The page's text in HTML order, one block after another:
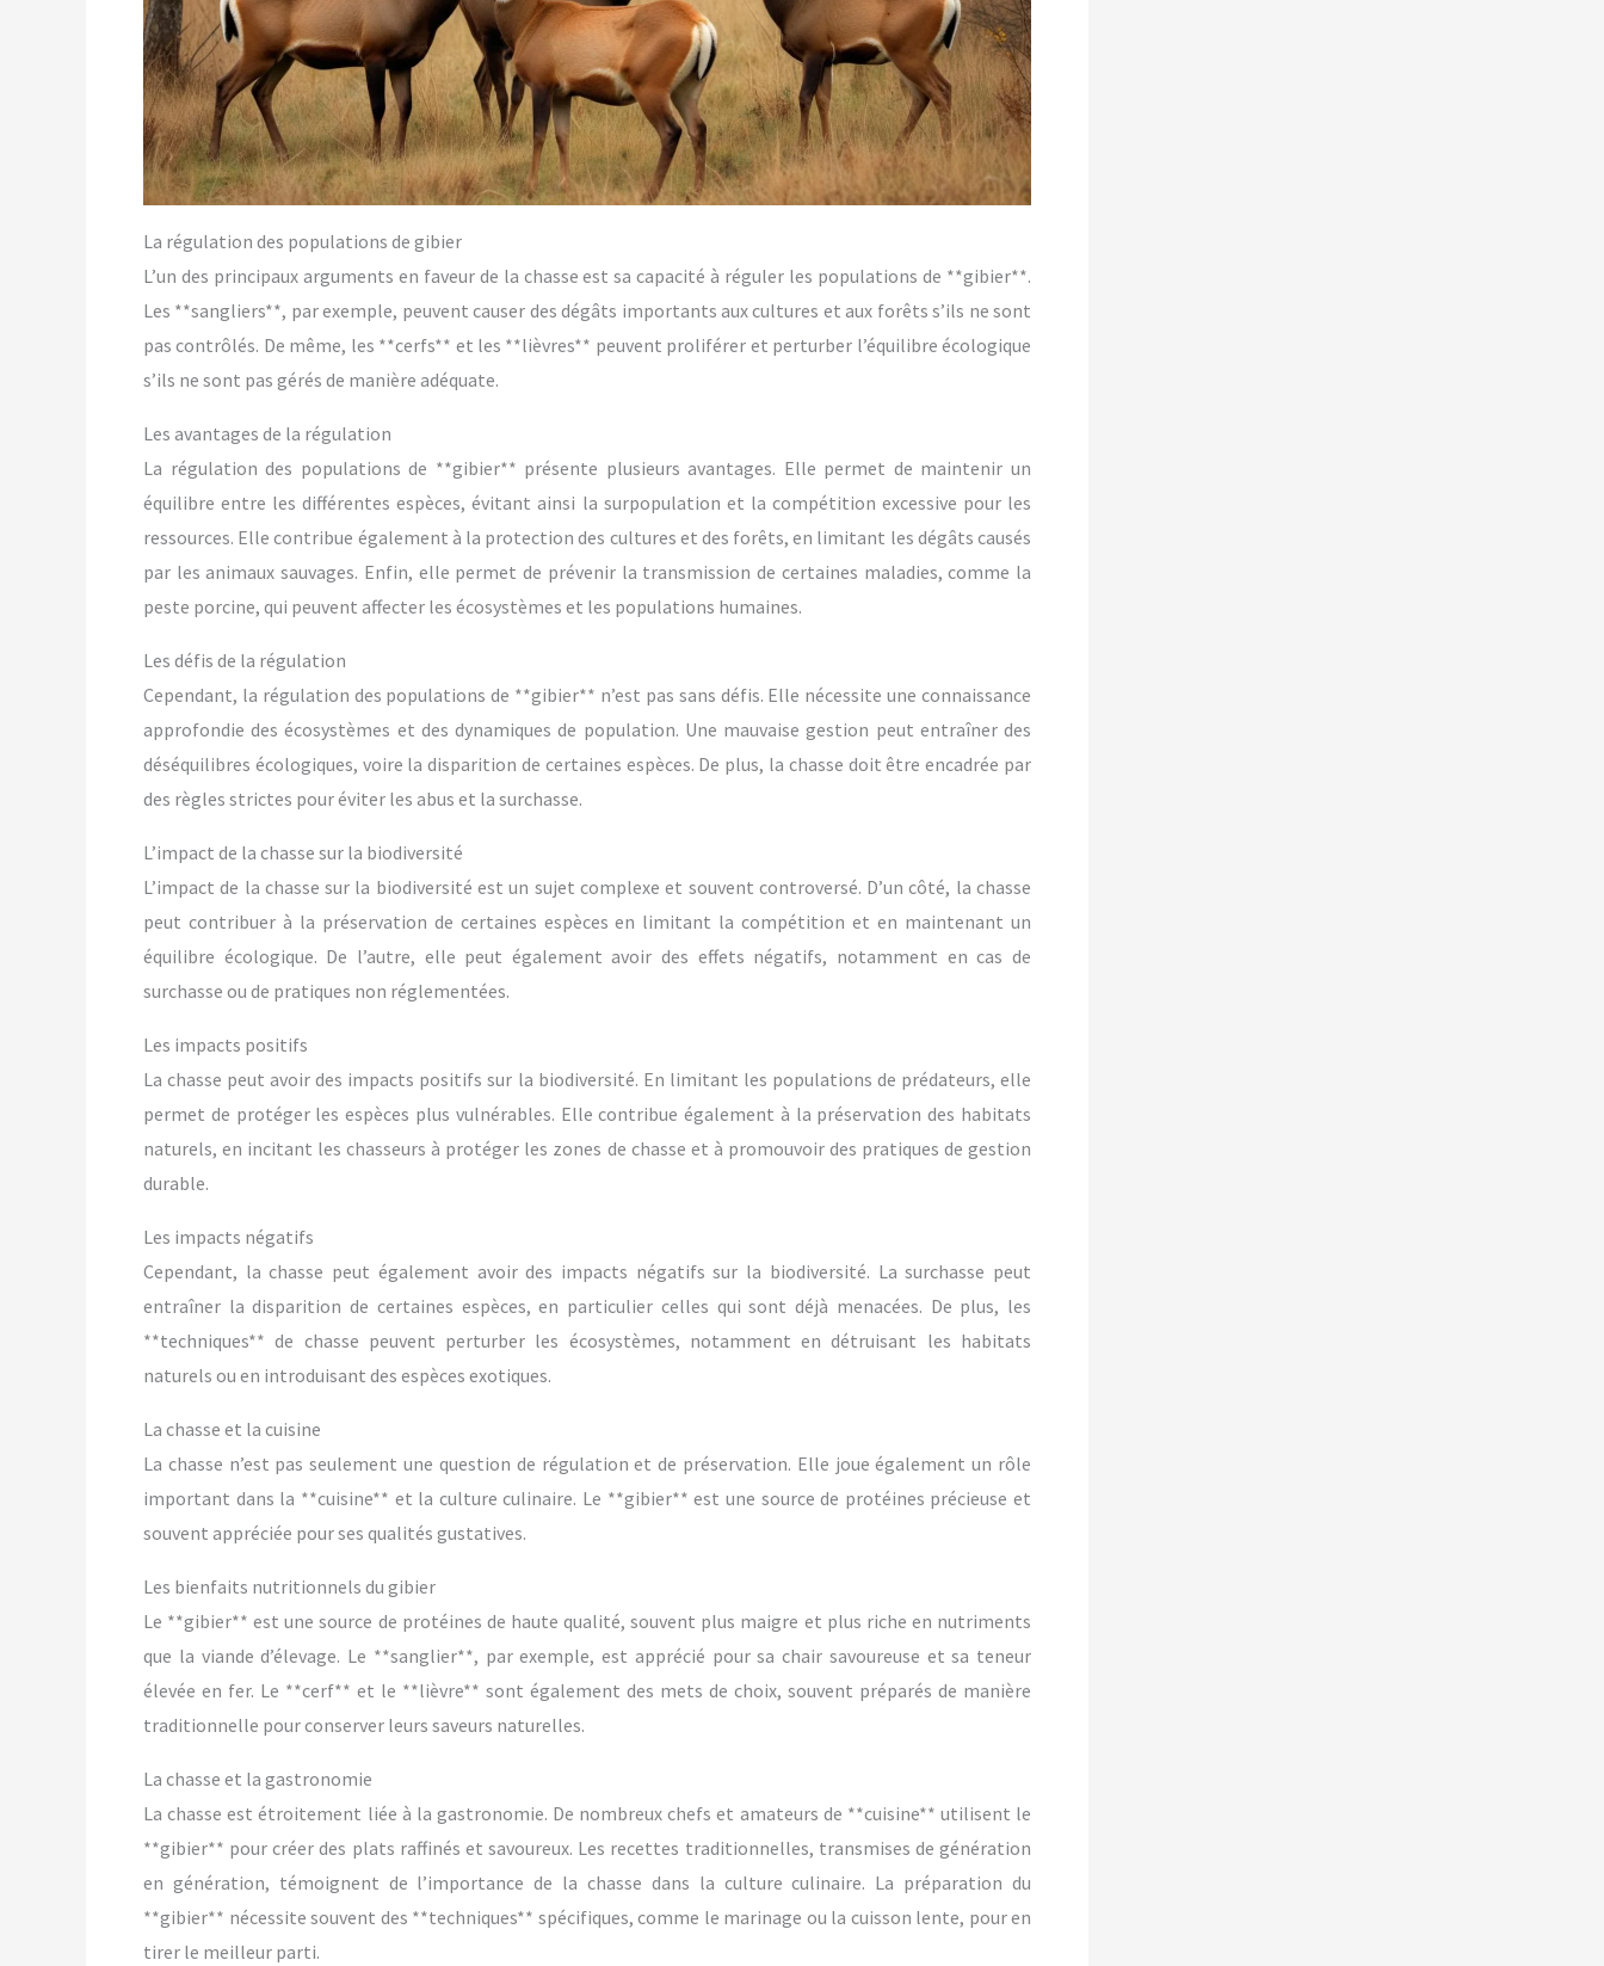
La régulation des populations de gibier
L’un des principaux arguments en faveur de la chasse est sa capacité à réguler les populations de **gibier**.
Les **sangliers**, par exemple, peuvent causer des dégâts importants aux cultures et aux forêts s’ils ne sont
pas contrôlés. De même, les **cerfs** et les **lièvres** peuvent proliférer et perturber l’équilibre écologique
s’ils ne sont pas gérés de manière adéquate.
Les avantages de la régulation
La régulation des populations de **gibier** présente plusieurs avantages. Elle permet de maintenir un
équilibre entre les différentes espèces, évitant ainsi la surpopulation et la compétition excessive pour les
ressources. Elle contribue également à la protection des cultures et des forêts, en limitant les dégâts causés
par les animaux sauvages. Enfin, elle permet de prévenir la transmission de certaines maladies, comme la
peste porcine, qui peuvent affecter les écosystèmes et les populations humaines.
Les défis de la régulation
Cependant, la régulation des populations de **gibier** n’est pas sans défis. Elle nécessite une connaissance
approfondie des écosystèmes et des dynamiques de population. Une mauvaise gestion peut entraîner des
déséquilibres écologiques, voire la disparition de certaines espèces. De plus, la chasse doit être encadrée par
des règles strictes pour éviter les abus et la surchasse.
L’impact de la chasse sur la biodiversité
L’impact de la chasse sur la biodiversité est un sujet complexe et souvent controversé. D’un côté, la chasse
peut contribuer à la préservation de certaines espèces en limitant la compétition et en maintenant un
équilibre écologique. De l’autre, elle peut également avoir des effets négatifs, notamment en cas de
surchasse ou de pratiques non réglementées.
Les impacts positifs
La chasse peut avoir des impacts positifs sur la biodiversité. En limitant les populations de prédateurs, elle
permet de protéger les espèces plus vulnérables. Elle contribue également à la préservation des habitats
naturels, en incitant les chasseurs à protéger les zones de chasse et à promouvoir des pratiques de gestion
durable.
Les impacts négatifs
Cependant, la chasse peut également avoir des impacts négatifs sur la biodiversité. La surchasse peut
entraîner la disparition de certaines espèces, en particulier celles qui sont déjà menacées. De plus, les
**techniques** de chasse peuvent perturber les écosystèmes, notamment en détruisant les habitats
naturels ou en introduisant des espèces exotiques.
La chasse et la cuisine
La chasse n’est pas seulement une question de régulation et de préservation. Elle joue également un rôle
important dans la **cuisine** et la culture culinaire. Le **gibier** est une source de protéines précieuse et
souvent appréciée pour ses qualités gustatives.
Les bienfaits nutritionnels du gibier
Le **gibier** est une source de protéines de haute qualité, souvent plus maigre et plus riche en nutriments
que la viande d’élevage. Le **sanglier**, par exemple, est apprécié pour sa chair savoureuse et sa teneur
élevée en fer. Le **cerf** et le **lièvre** sont également des mets de choix, souvent préparés de manière
traditionnelle pour conserver leurs saveurs naturelles.
La chasse et la gastronomie
La chasse est étroitement liée à la gastronomie. De nombreux chefs et amateurs de **cuisine** utilisent le
**gibier** pour créer des plats raffinés et savoureux. Les recettes traditionnelles, transmises de génération
en génération, témoignent de l’importance de la chasse dans la culture culinaire. La préparation du
**gibier** nécessite souvent des **techniques** spécifiques, comme le marinage ou la cuisson lente, pour en
tirer le meilleur parti.